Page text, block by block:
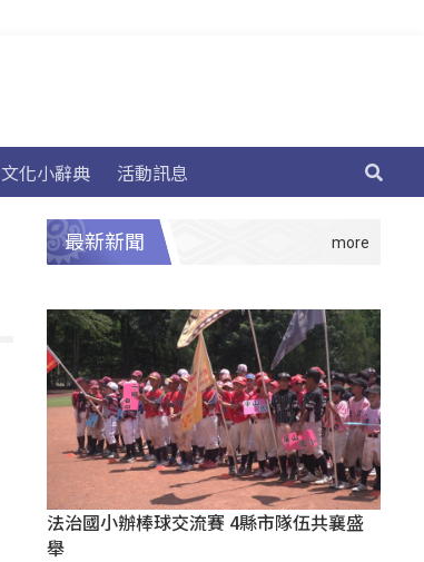
文化小辭典 活動訊息
最新新聞
法治國小辦棒球交流賽 4縣市隊伍共襄盛
舉